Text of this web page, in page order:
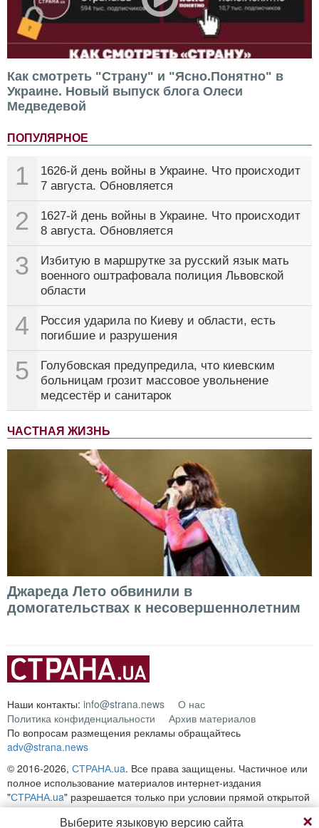
Как смотреть "Страну" и "Ясно.Понятно" в
Украине. Новый выпуск блога Олеси
Медведевой
ПОПУЛЯРНОЕ
1
1626-й день войны в Украине. Что происходит
7 августа. Обновляется
2
1627-й день войны в Украине. Что происходит
8 августа. Обновляется
3
Избитую в маршрутке за русский язык мать
военного оштрафовала полиция Львовской
области
4
Россия ударила по Киеву и области, есть
погибшие и разрушения
5
Голубовская предупредила, что киевским
больницам грозит массовое увольнение
медсестёр и санитарок
ЧАСТНАЯ ЖИЗНЬ
Джареда Лето обвинили в
домогательствах к несовершеннолетним
Наши контакты: info@strana.news
О нас
Политика конфиденциальности
Архив материалов
По вопросам размещения рекламы обращайтесь
adv@strana.news
© 2016-2026, СТРАНА.ua. Все права защищены. Частичное или
полное использование материалов интернет-издания
"СТРАНА.ua" разрешается только при условии прямой открытой
для поисковых систем гиперссылки на непосредственный адрес
Выберите языковую версию сайта